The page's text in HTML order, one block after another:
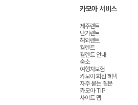
카모아 서비스
제주렌트
단기렌트
해외렌트
월렌트
월렌트 안내
숙소
여행자보험
카모아 회원 혜택
자주 묻는 질문
카모아 TIP
사이트 맵